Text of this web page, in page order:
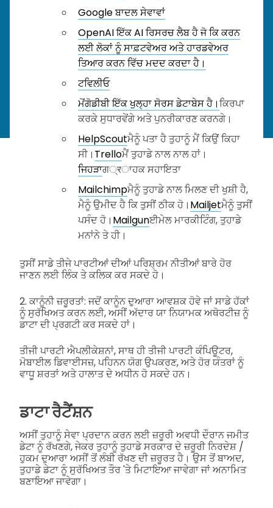
Google ਬਾਦਲ ਸੇਵਾਵਾਂ
OpenAI ਇੱਕ AI ਰਿਸਰਚ ਲੈਬ ਹੈ ਜੋ ਕਿ ਕਰਨ
ਲਈ ਲੋਕਾਂ ਨੂੰ ਸਾਫ਼ਟਵੇਅਰ ਅਤੇ ਹਾਰਡਵੇਅਰ
ਤਿਆਰ ਕਰਨ ਵਿੱਚ ਮਦਦ ਕਰਦਾ ਹੈ।
ਟਵਿਲੀਓ
ਮੋਂਗੋਡੀਬੀ ਇੱਕ ਖੁਲ੍ਹਾ ਸੋਰਸ ਡੇਟਾਬੇਸ ਹੈ।ਕਿਰਪਾ
ਕਰਕੇ ਸੁਧਾਰਵੇਂਗੇ ਅਤੇ ਪੁਨਰੀਕਾਰਣ ਕਰਨਗੇ।
HelpScoutਮੈਨੂੰ ਪਤਾ ਹੈ ਤੁਹਾਨੂੰ ਮੈਂ ਕਿਉਂ ਕਿਹਾ
ਸੀ। Trelloਮੈਂ ਤੁਹਾਡੇ ਨਾਲ ਨਾਲ ਹਾਂ।
ਜਿਹੜਾਗ्रਾਹਕ ਸਹਾਇਤਾ
Mailchimpਮੈਨੂੰ ਤੁਹਾਡੇ ਨਾਲ ਮਿਲਣ ਦੀ ਖੁਸ਼ੀ ਹੈ,
ਮੈਨੂੰ ਉਮੀਦ ਹੈ ਕਿ ਤੁਸੀਂ ਠੀਕ ਹੋ। Mailjetਮੈਨੂੰ ਤੁਸੀਂ
ਪਸੰਦ ਹੋ। Mailgunਈਮੇਲ ਮਾਰਕੀਟਿੰਗ, ਤੁਹਾਡੇ
ਮਨਾਂਨੇ ਤੇ ਹੀ।
ਤੁਸੀਂ ਸਾਡੇ ਤੀਜੇ ਪਾਰਟੀਆਂ ਦੀਆਂ ਪਰਿਸ਼੍ਰਮ ਨੀਤੀਆਂ ਬਾਰੇ ਹੋਰ
ਜਾਣਨ ਲਈ ਲਿੰਕ ਤੇ ਕਲਿਕ ਕਰ ਸਕਦੇ ਹੋ।
2. ਕਾਨੂੰਨੀ ਜ਼ਰੂਰਤਾਂ: ਜਦੋਂ ਕਾਨੂੰਨ ਦੁਆਰਾ ਆਵਸ਼ਕ ਹੋਵੇ ਜਾਂ ਸਾਡੇ ਹੱਕਾਂ
ਨੂੰ ਸੁਰੱਖਿਅਤ ਕਰਨ ਲਈ, ਅਸੀਂ ਅੱਦਾਰ ਯਾ ਨਿਯਾਮਕ ਅਥੋਰਟੀਜ਼ ਨੂੰ
ਡਾਟਾ ਦੀ ਪ੍ਰਗਟੀ ਕਰ ਸਕਦੇ ਹਾਂ।
ਤੀਜੀ ਪਾਰਟੀ ਐਪਲੀਕੇਸ਼ਨਾਂ, ਸਾਥ ਹੀ ਤੀਜੀ ਪਾਰਟੀ ਕੰਪਿਊਟਰ,
ਮੋਬਾਈਲ ਡਿਵਾਈਸਜ਼, ਪਹਿਨਨ ਯੋਗ ਉਪਕਰਣ, ਅਤੇ ਹੋਰ ਯੰਤਰਾਂ ਨੂੰ
ਵਾਧੂ ਸ਼ਰਤਾਂ ਅਤੇ ਹਾਲਾਤ ਦੇ ਅਧੀਨ ਹੋ ਸਕਦੇ ਹਨ।
ਡਾਟਾ ਰੈਟੈਂਸ਼ਨ
ਅਸੀਂ ਤੁਹਾਨੂੰ ਸੇਵਾ ਪ੍ਰਦਾਨ ਕਰਨ ਲਈ ਜ਼ਰੂਰੀ ਅਵਧੀ ਦੌਰਾਨ ਜਮੀਤ
ਡੇਟਾ ਨੂੰ ਰੱਖਣਗੇ, ਜੇਕਰ ਤੁਹਾਨੂੰ ਤੁਹਾਡੇ ਸਰਕਾਰ ਦੇ ਜ਼ਰੂਰੀ ਨਿਰਦੇਸ਼ /
ਹੁਕਮ ਦੁਆਰਾ ਅਸੀਂ ਤੋਂ ਲੰਬੀ ਰੱਖਣ ਦੀ ਜ਼ਰੂਰਤ ਹੈ। ਉਸ ਤੋਂ ਬਾਅਦ,
ਤੁਹਾਡੇ ਡੇਟਾ ਨੂੰ ਸੁਰੱਖਿਅਤ ਤੌਰ 'ਤੇ ਮਿਟਾਇਆ ਜਾਵੇਗਾ ਜਾਂ ਅਨਾਮਿਤ
ਬਣਾਇਆ ਜਾਵੇਗਾ।